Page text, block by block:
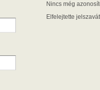
Nincs még
Elfelejtette